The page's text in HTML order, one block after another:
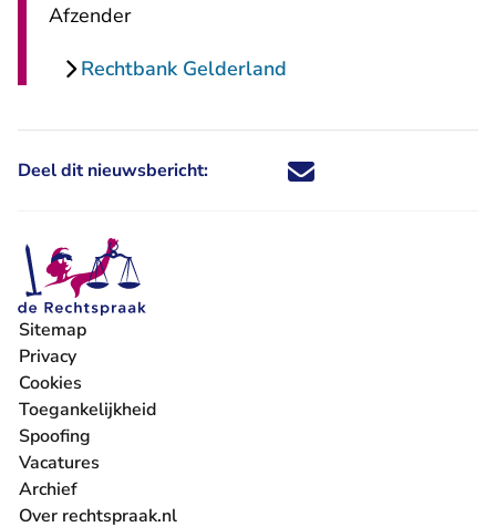
Afzender
Rechtbank Gelderland
Deel dit nieuwsbericht: Deel dit nieuwsbericht via X -
Deel dit nieuwsbericht via
Deel dit nieuwsbericht
Deel dit
Sitemap
Privacy
Cookies
Toegankelijkheid
Spoofing
Vacatures
- U verlaat Rechtspraak.nl
Archief
Over rechtspraak.nl